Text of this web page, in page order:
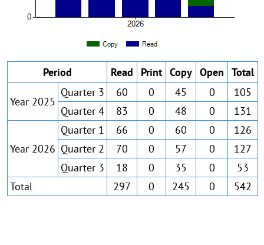
Period Read Print Copy Open Total
Year 2025
Quarter 3 60 0 45 0
105
Quarter 4
83 0 48 0 131
Year 2026
Quarter 1 66 0 60 0
126
Quarter 2
70 0 57 0
127
Quarter 3
18 0 35 0
53
Total
297 0 245 0 542